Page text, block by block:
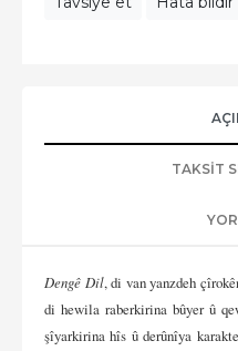
TAKSIT
Dengê Dil, di van yanzdeh
di hewila raberkirina bûyer û
şîyarkirina hîs û derûnîya